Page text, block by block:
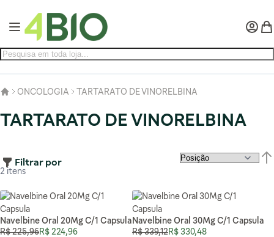
Alternar Nav
Minha
ONCOLOGIA TARTARATO DE VINORELBINA
TARTARATO DE VINORELBINA
Filtrar por
2 itens
Navelbine Oral 20Mg C/1 Capsula
Preço Especial
R$ 224,96
Preço Normal
R$ 225,96
Navelbine Oral 30Mg C/1 Capsula
Preço Especial
R$ 330,48
Preço Normal
R$ 339,12